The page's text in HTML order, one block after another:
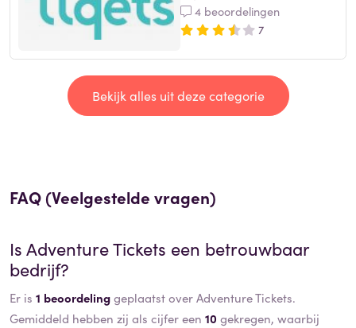
4 beoordelingen
7
Bekijk alles uit deze categorie
FAQ (Veelgestelde vragen)
IsAdventure Tickets een betrouwbaar
bedrijf?
Er is 1 beoordelinggeplaatst over Adventure Tickets.
Gemiddeld hebben zij als cijfer een 10 gekregen, waarbij